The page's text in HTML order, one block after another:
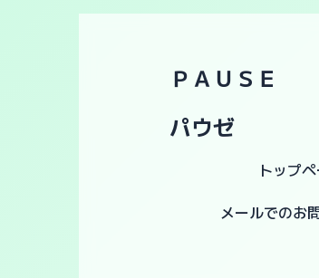
ＰＡＵＳＥ
パウゼ
トップ
メールでのお